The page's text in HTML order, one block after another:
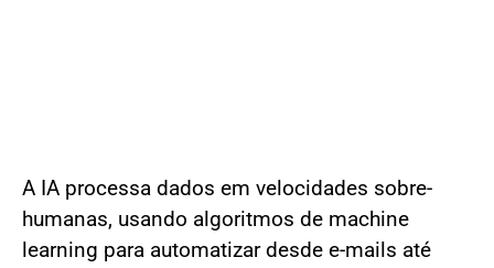
A IA processa dados em velocidades sobre-
humanas, usando algoritmos de machine
learning para automatizar desde e-mails até